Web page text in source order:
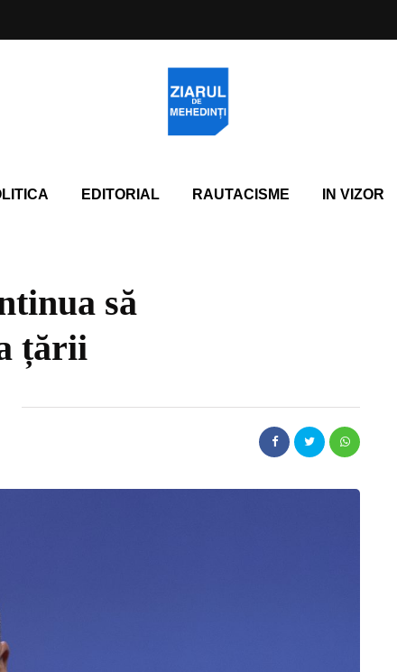
EDITORIAL RAUTACISME IN VIZOR
să
țării